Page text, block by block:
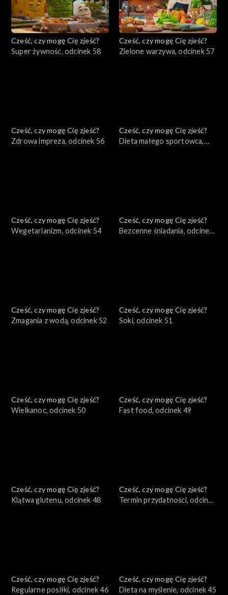
Cześć, czy mogę Cię zjeść?
Super żywność, odcinek 58
Cześć, czy mogę Cię zjeść?
Zielone warzywa, odcinek 57
Cześć, czy mogę Cię zjeść?
Zdrowa impreza, odcinek 56
Cześć, czy mogę Cię zjeść?
Dieta małego sportowca,
Cześć, czy mogę Cię zjeść?
Wegetarianizm, odcinek 54
Cześć, czy mogę Cię zjeść?
Bezcenne śniadania, odcinek
Cześć, czy mogę Cię zjeść?
Zmagania z wodą, odcinek 52
Cześć, czy mogę Cię zjeść?
Soki, odcinek 51
Cześć, czy mogę Cię zjeść?
Wielkanoc, odcinek 50
Cześć, czy mogę Cię zjeść?
Fast food, odcinek 49
Cześć, czy mogę Cię zjeść?
Klątwa glutenu, odcinek 48
Cześć, czy mogę Cię zjeść?
Termin przydatności, odcinek
Cześć, czy mogę Cię zjeść?
Regularne posiłki, odcinek 46
Cześć, czy mogę Cię zjeść?
Dieta na myślenie, odcinek 45